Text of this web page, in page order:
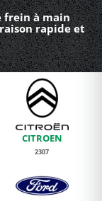
frein à main
rapide et
CITROEN
2307